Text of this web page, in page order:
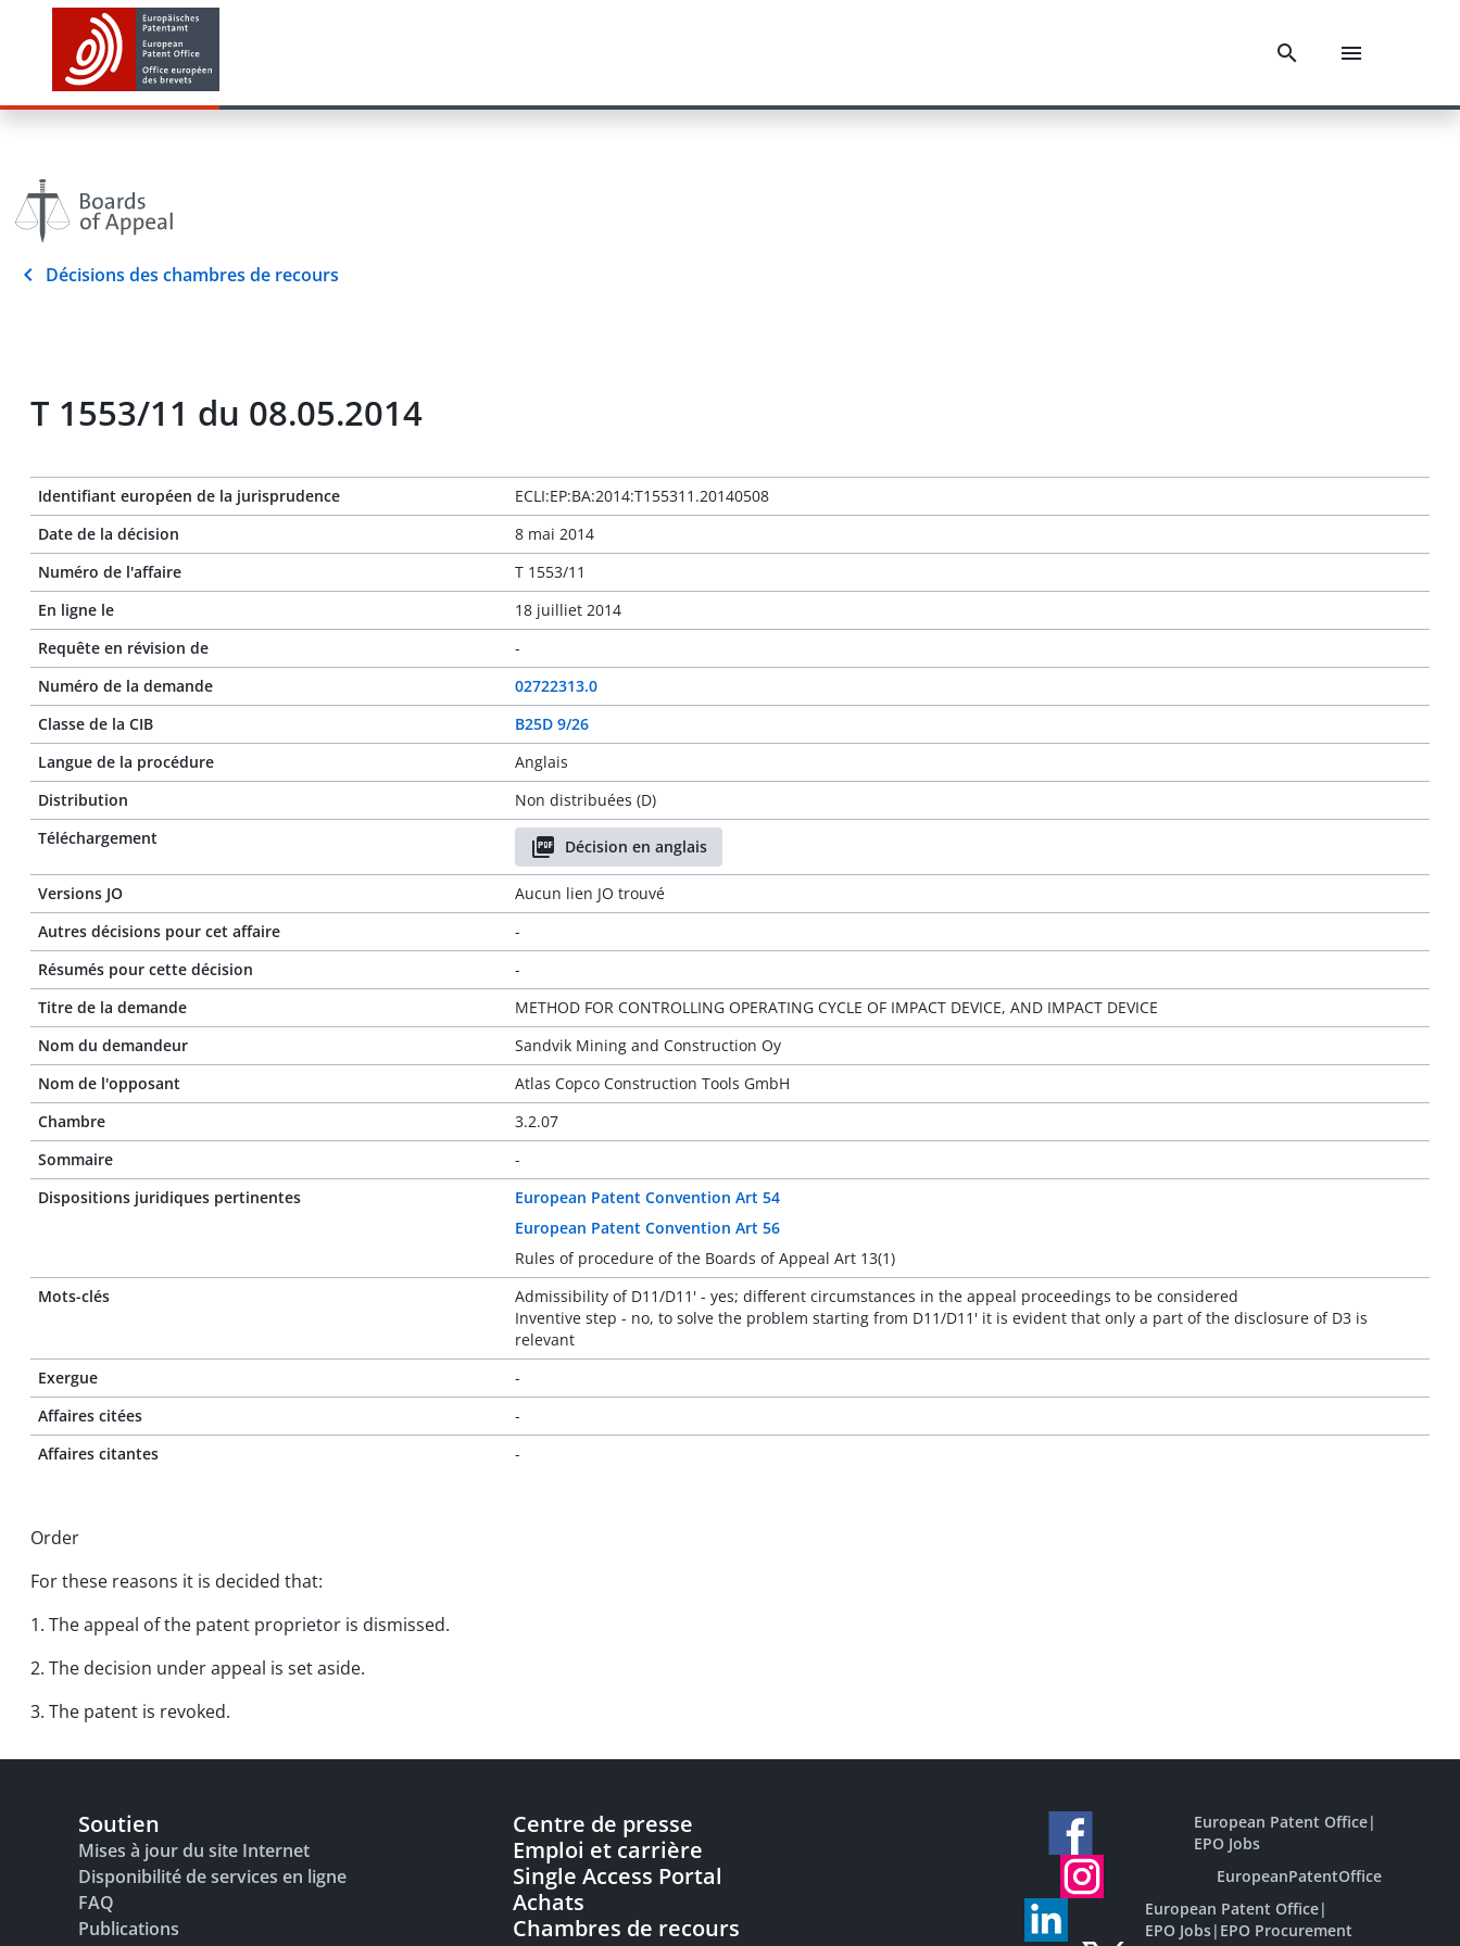
Décisions des chambres de recours
T 1553/11 du 08.05.2014
Identifiant européen de la jurisprudence
ECLI:EP:BA:2014:T155311.20140508
Date de la décision
8 mai 2014
Numéro de l'affaire
T 1553/11
En ligne le
18 juilliet 2014
Requête en révision de
-
Numéro de la demande
02722313.0
Classe de la CIB
B25D 9/26
Langue de la procédure
Anglais
Distribution
Non distribuées (D)
Téléchargement
Décision en anglais
Versions JO
Aucun lien JO trouvé
Autres décisions pour cet affaire
-
Résumés pour cette décision
-
Titre de la demande
METHOD FOR CONTROLLING OPERATING CYCLE OF IMPACT DEVICE, AND IMPACT DEVICE
Nom du demandeur
Sandvik Mining and Construction Oy
Nom de l'opposant
Atlas Copco Construction Tools GmbH
Chambre
3.2.07
Sommaire
-
Dispositions juridiques pertinentes
European Patent Convention Art 54
European Patent Convention Art 56
Rules of procedure of the Boards of Appeal Art 13(1)
Mots-clés
Admissibility of D11/D11' - yes; different circumstances in the appeal proceedings to be considered
Inventive step - no, to solve the problem starting from D11/D11' it is evident that only a part of the disclosure of D3 is
relevant
Exergue
-
Affaires citées
-
Affaires citantes
-
Order
For these reasons it is decided that:
1. The appeal of the patent proprietor is dismissed.
2. The decision under appeal is set aside.
3. The patent is revoked.
Soutien
Mises à jour du site Internet
Disponibilité de services en ligne
FAQ
Publications
Centre de presse
Emploi et carrière
Single Access Portal
Achats
Chambres de recours
European Patent Office|
EPO Jobs
EuropeanPatentOffice
European Patent Office|
EPO Jobs| EPO Procurement